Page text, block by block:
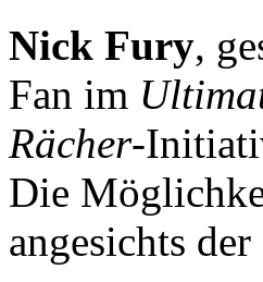
Nick Fury,
Fan im
Rächer-
Die
angesichts